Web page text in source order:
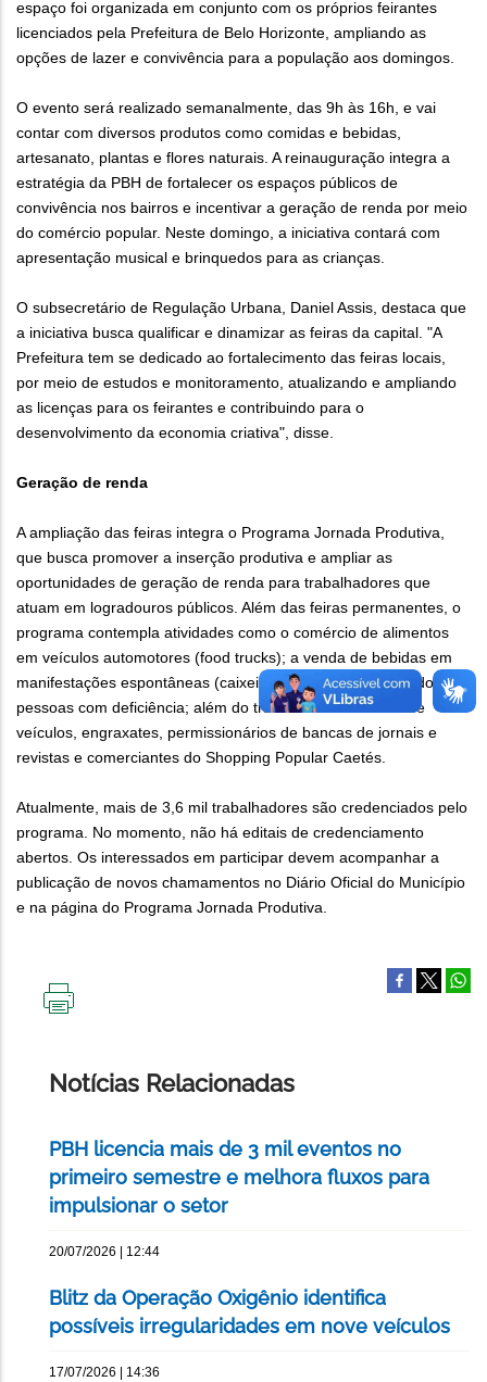
espaço foi organizada em conjunto com os próprios feirantes
licenciados pela Prefeitura de Belo Horizonte, ampliando as
opções de lazer e convivência para a população aos domingos.
O evento será realizado semanalmente, das 9h às 16h, e vai
contar com diversos produtos como comidas e bebidas,
artesanato, plantas e flores naturais. A reinauguração integra a
estratégia da PBH de fortalecer os espaços públicos de
convivência nos bairros e incentivar a geração de renda por meio
do comércio popular. Neste domingo, a iniciativa contará com
apresentação musical e brinquedos para as crianças.
O subsecretário de Regulação Urbana, Daniel Assis, destaca que
a iniciativa busca qualificar e dinamizar as feiras da capital. "A
Prefeitura tem se dedicado ao fortalecimento das feiras locais,
por meio de estudos e monitoramento, atualizando e ampliando
as licenças para os feirantes e contribuindo para o
desenvolvimento da economia criativa", disse.
Geração de renda
A ampliação das feiras integra o Programa Jornada Produtiva,
que busca promover a inserção produtiva e ampliar as
oportunidades de geração de renda para trabalhadores que
atuam em logradouros públicos. Além das feiras permanentes, o
programa contempla atividades como o comércio de alimentos
em veículos automotores (food trucks); a venda de bebidas em
manifestações espontâneas (caixeiros); o comércio exercido por
pessoas com deficiência; além do trabalho de lavadores de
veículos, engraxates, permissionários de bancas de jornais e
revistas e comerciantes do Shopping Popular Caetés.
Atualmente, mais de 3,6 mil trabalhadores são credenciados pelo
programa. No momento, não há editais de credenciamento
abertos. Os interessados em participar devem acompanhar a
publicação de novos chamamentos no Diário Oficial do Município
e na página do Programa Jornada Produtiva.
Notícias Relacionadas
PBH licencia mais de 3 mil eventos no
primeiro semestre e melhora fluxos para
impulsionar o setor
20/07/2026 | 12:44
Blitz da Operação Oxigênio identifica
possíveis irregularidades em nove veículos
17/07/2026 | 14:36